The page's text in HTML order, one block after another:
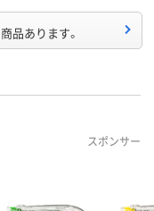
商品あります。
スポンサー